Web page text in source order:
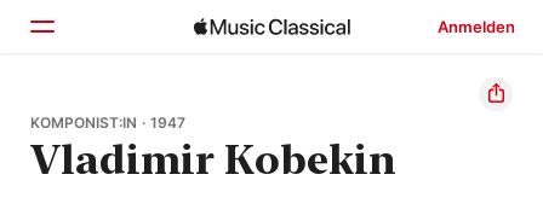
Anmelden
Startseite
Entdecken
KOMPONIST:IN · 1947
Vladimir Kobekin